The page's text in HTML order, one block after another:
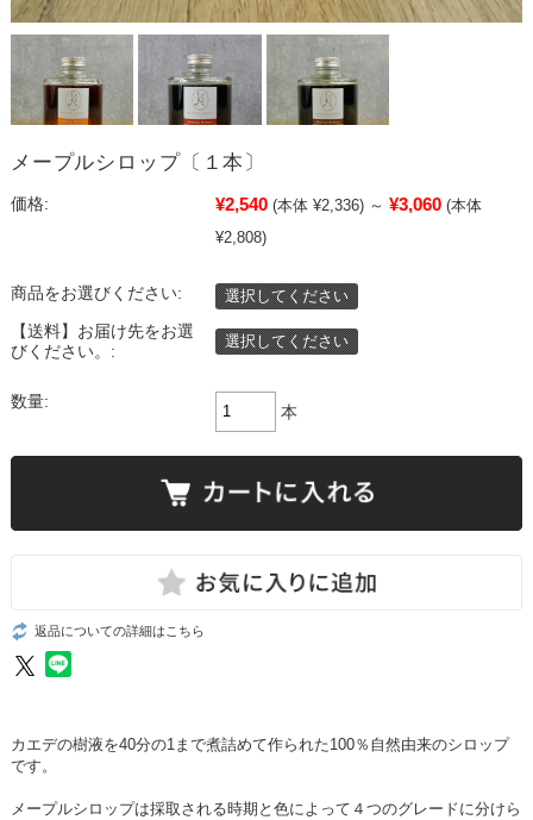
メープルシロップ〔１本〕
価格: ¥2,540 (本体 ¥2,336) ～ ¥3,060 (本体
¥2,808)
商品をお選びください:
選択してください
【送料】お届け先をお選
びください。:
選択してください
数量:
本
返品についての詳細はこちら
カエデの樹液を40分の1まで煮詰めて作られた100％自然由来のシロップ
です。
メープルシロップは採取される時期と色によって４つのグレードに分けら